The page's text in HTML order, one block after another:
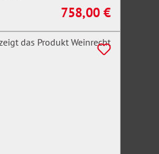
Regulärer Preis:
758,00 €